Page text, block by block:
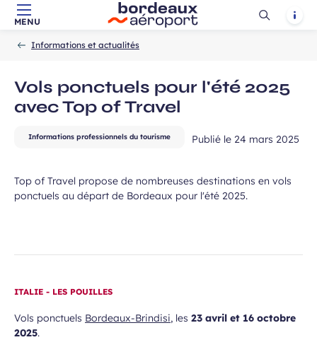
Aller au contenu principal
Aller à la navigation
-
Aller à la
MENU
Ouvrir
Informations et actualités
Vols ponctuels pour l'été 2025
avec Top of Travel
Informations professionnels du tourisme Publié le 24 mars 2025
Top of Travel propose de nombreuses destinations en vols
ponctuels au départ de Bordeaux pour l'été 2025.
ITALIE - LES POUILLES
Vols ponctuels Bordeaux-Brindisi, les 23 avril et 16 octobre
2025.